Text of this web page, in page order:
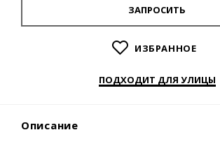
ЗАПРОСИТЬ
ИЗБРАННОЕ
ПОДХОДИТ ДЛЯ УЛИЦЫ
Описание